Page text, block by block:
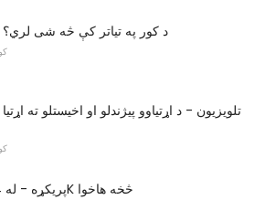
DTS د کور په تیاتر کې څه شی لري؟
8k پریکړه - له 4K څخه هاخوا